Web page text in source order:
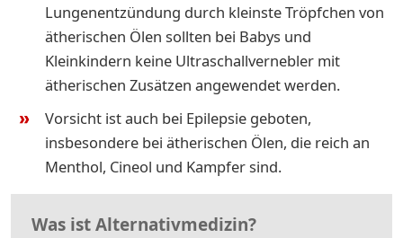
Lungenentzündung durch kleinste Tröpfchen von
ätherischen Ölen sollten bei Babys und
Kleinkindern keine Ultraschallvernebler mit
ätherischen Zusätzen angewendet werden.
Vorsicht ist auch bei Epilepsie geboten,
insbesondere bei ätherischen Ölen, die reich an
Menthol, Cineol und Kampfer sind.
Was ist Alternativmedizin?